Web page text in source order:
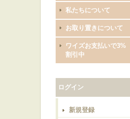
私たちについて
お取り置きについて
ワイズお支払いで3%
割引中
ログイン
新規登録